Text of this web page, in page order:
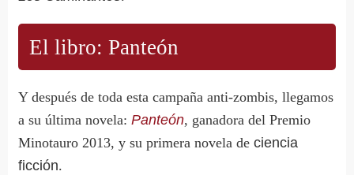
El libro: Panteón
Y después de toda esta campaña anti-zombis, llegamos
a su última novela:Panteón, ganadora del Premio
Minotauro 2013, y su primera novela deciencia
ficción.